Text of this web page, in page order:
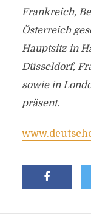
Frankreich,
Österreich
Hauptsitz in
Düsseldorf,
sowie in
präsent.